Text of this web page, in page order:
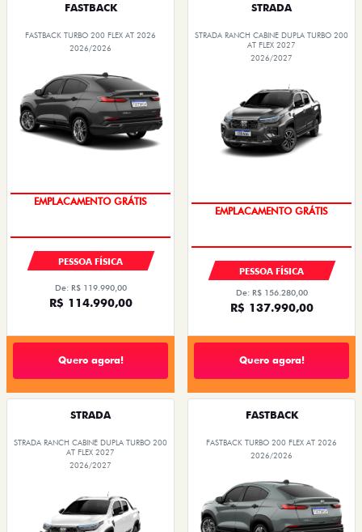
FASTBACK
FASTBACK TURBO 200 FLEX AT 2026
2026/2026
OPORTUNIDADE
PESSOA FÍSICA
De: R$ 119.990,00
R$ 114.990,00
Quero agora!
STRADA
STRADA RANCH CABINE DUPLA TURBO 200
AT FLEX 2027
2026/2027
OPORTUNIDADE
PESSOA FÍSICA
De: R$ 156.280,00
R$ 137.990,00
Quero agora!
STRADA
STRADA RANCH CABINE DUPLA TURBO 200
AT FLEX 2027
2026/2027
FASTBACK
FASTBACK TURBO 200 FLEX AT 2026
2026/2026